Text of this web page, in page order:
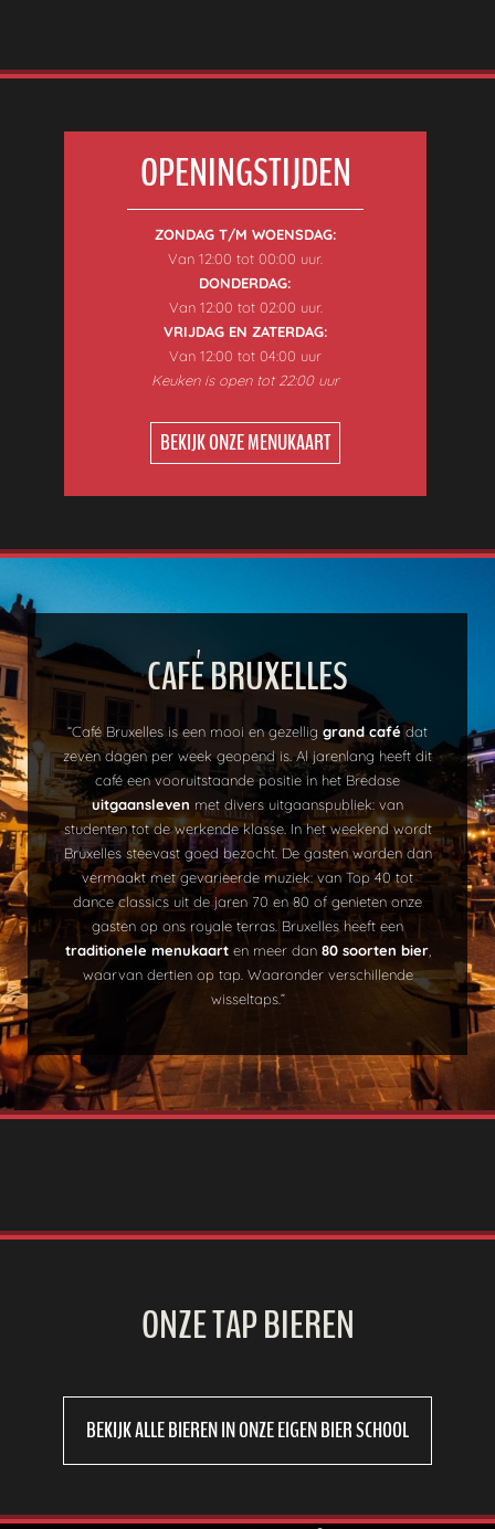
OPENINGSTIJDEN
ZONDAG T/M WOENSDAG:
Van 12:00 tot 00:00 uur.
DONDERDAG:
Van 12:00 tot 02:00 uur.
VRIJDAG EN ZATERDAG:
Van 12:00 tot 04:00 uur
Keuken is open tot 22:00 uur
BEKIJK ONZE MENUKAART
CAFÉ BRUXELLES
“Café Bruxelles is een mooi en gezellig grand café dat
zeven dagen per week geopend is. Al jarenlang heeft dit
café een vooruitstaande positie in het Bredase
uitgaansleven met divers uitgaanspubliek: van
studenten tot de werkende klasse. In het weekend wordt
Bruxelles steevast goed bezocht. De gasten worden dan
vermaakt met gevarieerde muziek: van Top 40 tot
dance classics uit de jaren 70 en 80 of genieten onze
gasten op ons royale terras. Bruxelles heeft een
traditionele menukaarten meer dan 80 soorten bier,
waarvan dertien op tap. Waaronder verschillende
wisseltaps.”
ONZE TAP BIEREN
BEKIJK ALLE BIEREN IN ONZE EIGEN BIER SCHOOL